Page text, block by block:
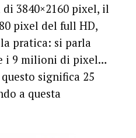
3840×2160 pixel, il
pixel del full HD,
pratica: si parla
i 9 milioni di pixel…
significa 25
a questa